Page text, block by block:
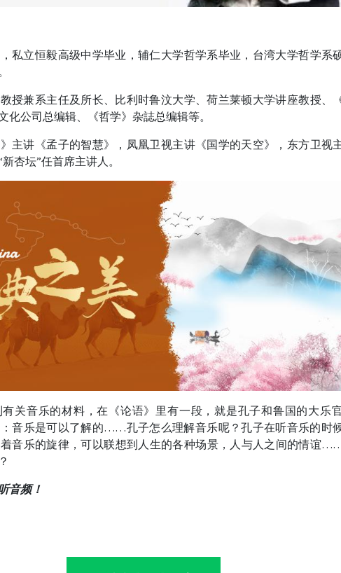
私立恒毅高级中学毕业，辅仁大学哲学系毕业，台湾大学哲学系
授兼系主任及所长、比利时鲁汶大学、荷兰莱顿大学讲座教授、
化公司总编辑、《哲学》杂誌总编辑等。
主讲《孟子的智慧》，凤凰卫视主讲《国学的天空》，东方卫视
杏坛”任首席主讲人。
关音乐的材料，在《论语》里有一段，就是孔子和鲁国的大乐
音乐是可以了解的……孔子怎么理解音乐呢？孔子在听音乐的时
音乐的旋律，可以联想到人生的各种场景，人与人之间的情谊
音频！